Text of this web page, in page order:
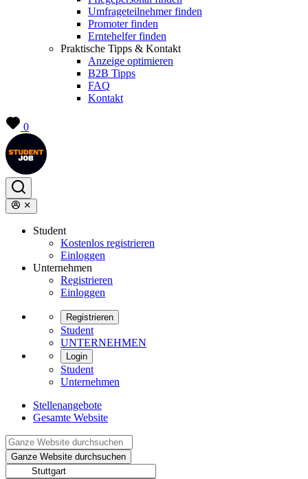
Umfrageteilnehmer finden
Promoter finden
Erntehelfer finden
Praktische Tipps & Kontakt
Anzeige optimieren
B2B Tipps
FAQ
Kontakt
0
Student
Kostenlos registrieren
Einloggen
Unternehmen
Registrieren
Einloggen
Registrieren
Student
UNTERNEHMEN
Login
Student
Unternehmen
Stellenangebote
Gesamte Website